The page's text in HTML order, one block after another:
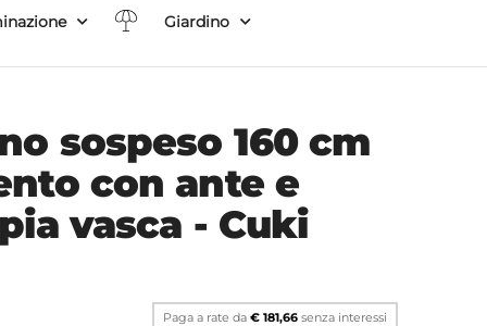
Giardino
sospeso 160 cm
con ante e
vasca - Cuki
Paga a rate da€ 181,66 senza interessi